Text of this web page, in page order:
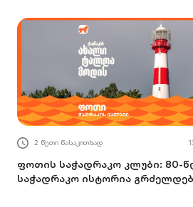
2 წუთი წასაკითხად
ფოთის საჭადრაკო კლუბი: 80-
საჭადრაკო ისტორია